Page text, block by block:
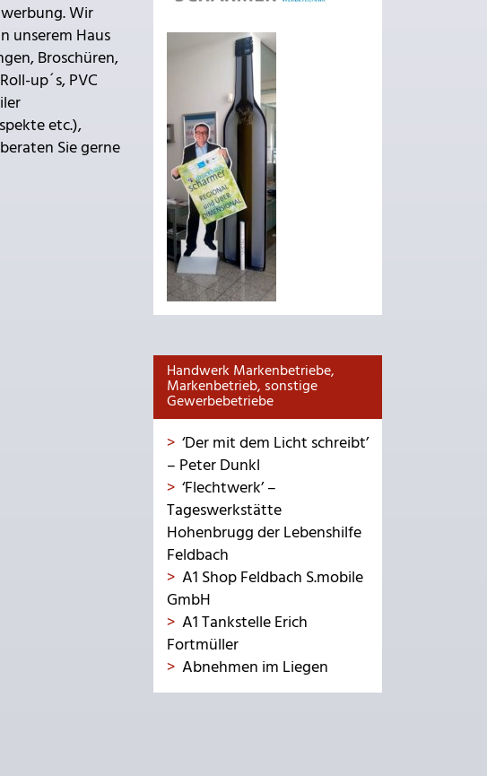
Wir
unserem Haus
Broschüren,
up´s, PVC
etc.),
Sie gerne
Handwerk Markenbetriebe,
Markenbetrieb, sonstige
Gewerbebetriebe
‘Der mit dem Licht schreibt’
– Peter Dunkl
‘Flechtwerk’ –
Tageswerkstätte
Hohenbrugg der Lebenshilfe
Feldbach
A1 Shop Feldbach S.mobile
GmbH
A1 Tankstelle Erich
Fortmüller
Abnehmen im Liegen